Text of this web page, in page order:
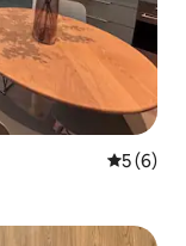
5 (6)